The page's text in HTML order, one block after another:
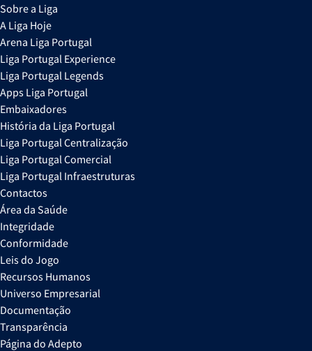
Sobre a Liga
A Liga Hoje
Arena Liga Portugal
Liga Portugal Experience
Liga Portugal Legends
Apps Liga Portugal
Embaixadores
História da Liga Portugal
Liga Portugal Centralização
Liga Portugal Comercial
Liga Portugal Infraestruturas
Contactos
Área da Saúde
Integridade
Conformidade
Leis do Jogo
Recursos Humanos
Universo Empresarial
Documentação
Transparência
Página do Adepto